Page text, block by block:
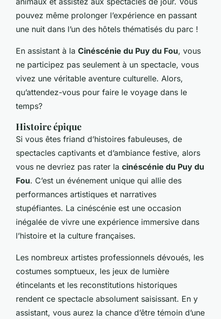
pouvez même prolonger l’expérience en passant
une nuit dans l’un des hôtels thématisés du parc !
En assistant à la Cinéscénie du Puy du Fou, vous
ne participez pas seulement à un spectacle, vous
vivez une véritable aventure culturelle. Alors,
qu’attendez-vous pour faire le voyage dans le
temps?
Histoire épique
Si vous êtes friand d’histoires fabuleuses, de
spectacles captivants et d’ambiance festive, alors
vous ne devriez pas rater la cinéscénie du Puy du
Fou. C’est un événement unique qui allie des
performances artistiques et narratives
stupéfiantes. La cinéscénie est une occasion
inégalée de vivre une expérience immersive dans
l’histoire et la culture françaises.
Les nombreux artistes professionnels dévoués, les
costumes somptueux, les jeux de lumière
étincelants et les reconstitutions historiques
rendent ce spectacle absolument saisissant. En y
assistant, vous aurez la chance d’être témoin d’une